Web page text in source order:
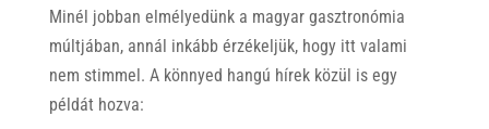
Minél jobban elmélyedünk a magyar gasztronómia
múltjában, annál inkább érzékeljük, hogy itt valami
nem stimmel. A könnyed hangú hírek közül is egy
példát hozva: